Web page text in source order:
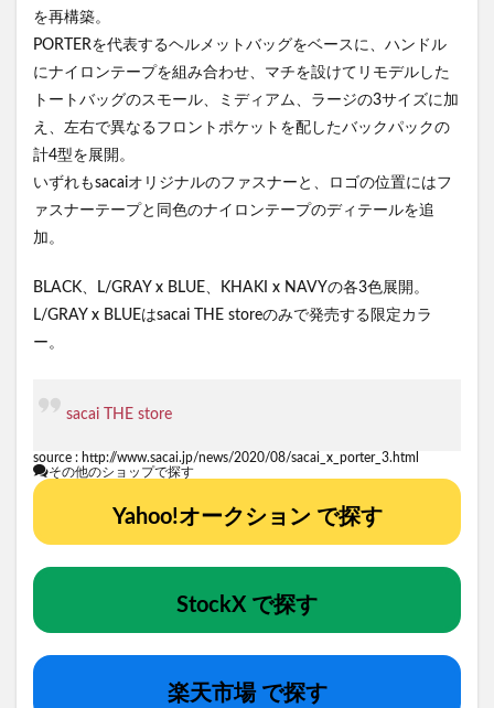
を再構築。
PORTERを代表するヘルメットバッグをベースに、ハンドル
にナイロンテープを組み合わせ、マチを設けてリモデルした
トートバッグのスモール、ミディアム、ラージの3サイズに加
え、左右で異なるフロントポケットを配したバックパックの
計4型を展開。
いずれもsacaiオリジナルのファスナーと、ロゴの位置にはフ
ァスナーテープと同色のナイロンテープのディテールを追
加。
BLACK、L/GRAY x BLUE、KHAKI x NAVYの各3色展開。
L/GRAY x BLUEはsacai THE storeのみで発売する限定カラ
ー。
sacai THE store
source : http://www.sacai.jp/news/2020/08/sacai_x_porter_3.html
その他のショップで探す
Yahoo!オークション で探す
StockX で探す
楽天市場 で探す